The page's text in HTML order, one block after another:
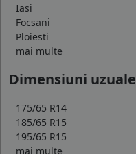
Iasi
Focsani
Ploiesti
mai multe
Dimensiuni uzuale
175/65 R14
185/65 R15
195/65 R15
mai multe